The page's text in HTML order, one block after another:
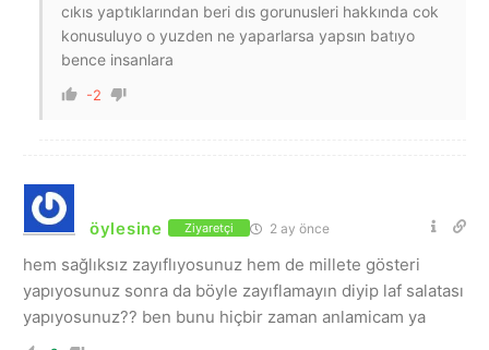
cıkıs yaptıklarından beri dıs gorunusleri hakkında cok
konusuluyo o yuzden ne yaparlarsa yapsın batıyo
bence insanlara
-2
öylesine Ziyaretçi 2 ay önce
hem sağlıksız zayıflıyosunuz hem de millete gösteri
yapıyosunuz sonra da böyle zayıflamayın diyip laf salatası
yapıyosunuz?? ben bunu hiçbir zaman anlamicam ya